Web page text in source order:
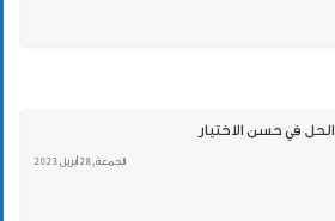
الحل في حسن الاختيار
الجمعة , 28 أبريل 2023